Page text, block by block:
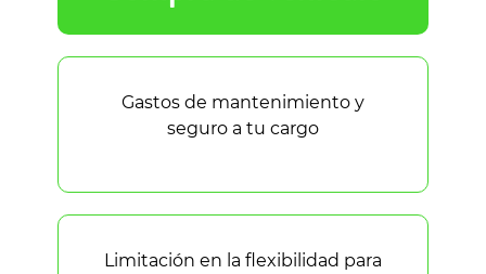
Gastos de mantenimiento y
seguro a tu cargo
Limitación en la flexibilidad para